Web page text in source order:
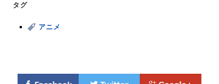
タグ
アニメ